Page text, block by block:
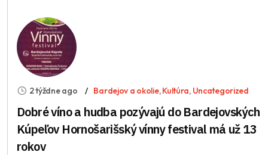
2 týždne ago Bardejov a okolie,Kultúra, Uncategorized
Dobré víno a hudba pozývajú do Bardejovských
Kúpeľov Hornošarišský vínny festival má už 13
rokov